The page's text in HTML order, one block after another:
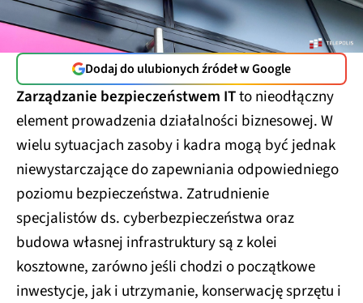
Dodaj do ulubionych źródeł w Google
Zarządzanie bezpieczeństwem ITto nieodłączny
element prowadzenia działalności biznesowej. W
wielu sytuacjach zasoby i kadra mogą być jednak
niewystarczające do zapewniania odpowiedniego
poziomu bezpieczeństwa. Zatrudnienie
specjalistów ds. cyberbezpieczeństwa oraz
budowa własnej infrastruktury są z kolei
kosztowne, zarówno jeśli chodzi o początkowe
inwestycje, jak i utrzymanie, konserwację sprzętu i